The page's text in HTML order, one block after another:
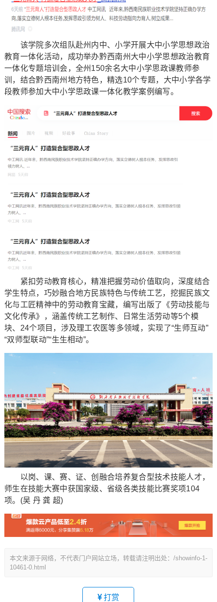
该学院多次组队赴州内中、小学开展大中小学思想政治
教育一体化活动，成功举办黔西南州大中小学思想政治教育
一体化专题培训会，全州150余名大中小学思政课教师参
训，结合黔西南州地方特色，精选10个专题，大中小学各学
段教师参加大中小学思政课一体化教学案例编写。
紧扣劳动教育核心，精准把握劳动价值取向，深度结合
学生特点，巧妙融合地方民族特色与传统工艺，挖掘民族文
化与工匠精神中的劳动教育宝藏，编写出版了《劳动技能与
文化传承》，涵盖传统工艺制作、日常生活劳动等5个模
块、24个项目，涉及理工农医等多领域，实现了“生师互动”
“双师型联动”“生生相动”。
以岗、课、赛、证、创融合培养复合型技术技能人才，
师生在技能大赛中获国家级、省级各类技能比赛奖项104
项。(吴 丹 龚 超)
本文来源于网络，不代表门户网站立场，转载请注明出处：/showinfo-1-
10461-0.html
打赏